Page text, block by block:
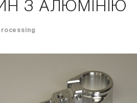
З АЛЮМІНІЮ